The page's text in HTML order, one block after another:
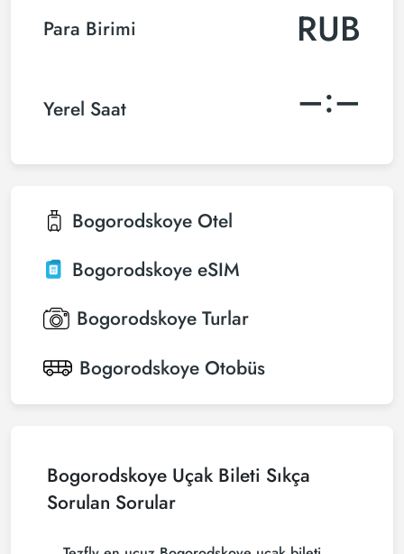
Para Birimi RUB
Yerel Saat –:–
Bogorodskoye Otel
Bogorodskoye eSIM
Bogorodskoye Turlar
Bogorodskoye Otobüs
Bogorodskoye Uçak Bileti Sıkça
Sorulan Sorular